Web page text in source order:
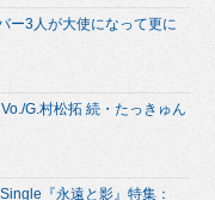
ー3人が大使になって更に
G.村松拓 続・たっきゅん
『永遠と影』特集：